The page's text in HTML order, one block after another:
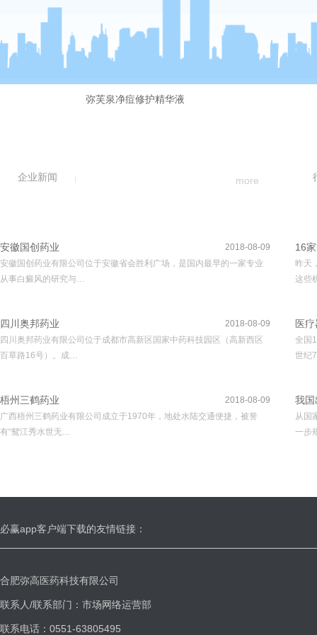
弥芙泉净痘修护精华液
企业新闻 more
2018-08-09
安徽国创药业
安徽国创药业有限公司位于安徽省会胜利广场，是国内最早的一家专业
从事白癜风的研究与…
2018-08-09
四川奥邦药业
四川奥邦药业有限公司位于成都市高新区国家中药科技园区（高新西区
百草路16号）。成…
2018-08-09
梧州三鹤药业
广西梧州三鹤药业有限公司成立于1970年，地处水陆交通便捷，被誉
有“鸳江秀水世无…
16
昨天
这些
医
全国
世纪
我国
从国
一步
必赢app客户端下载的友情链接：
合肥弥高医药科技有限公司
联系人/联系部门：市场网络运营部
联系电话：0551-63805495